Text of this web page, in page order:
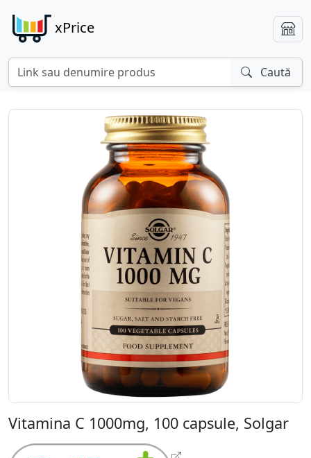
xPrice
Caută
Vitamina C 1000mg, 100 capsule, Solgar